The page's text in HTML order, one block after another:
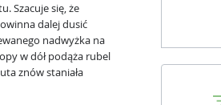
Szacuje się, że
dalej dusić
nadwyżka na
w dół podąża rubel
znów staniała